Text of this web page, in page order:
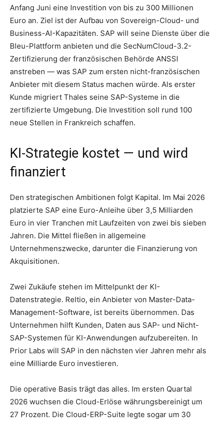
Anfang Juni eine Investition von bis zu 300 Millionen
Euro an. Ziel ist der Aufbau von Sovereign-Cloud- und
Business-AI-Kapazitäten. SAP will seine Dienste über die
Bleu-Plattform anbieten und die SecNumCloud-3.2-
Zertifizierung der französischen Behörde ANSSI
anstreben — was SAP zum ersten nicht-französischen
Anbieter mit diesem Status machen würde. Als erster
Kunde migriert Thales seine SAP-Systeme in die
zertifizierte Umgebung. Die Investition soll rund 100
neue Stellen in Frankreich schaffen.
KI-Strategie kostet — und wird
finanziert
Den strategischen Ambitionen folgt Kapital. Im Mai 2026
platzierte SAP eine Euro-Anleihe über 3,5 Milliarden
Euro in vier Tranchen mit Laufzeiten von zwei bis sieben
Jahren. Die Mittel fließen in allgemeine
Unternehmenszwecke, darunter die Finanzierung von
Akquisitionen.
Zwei Zukäufe stehen im Mittelpunkt der KI-
Datenstrategie. Reltio, ein Anbieter von Master-Data-
Management-Software, ist bereits übernommen. Das
Unternehmen hilft Kunden, Daten aus SAP- und Nicht-
SAP-Systemen für KI-Anwendungen aufzubereiten. In
Prior Labs will SAP in den nächsten vier Jahren mehr als
eine Milliarde Euro investieren.
Die operative Basis trägt das alles. Im ersten Quartal
2026 wuchsen die Cloud-Erlöse währungsbereinigt um
27 Prozent. Die Cloud-ERP-Suite legte sogar um 30